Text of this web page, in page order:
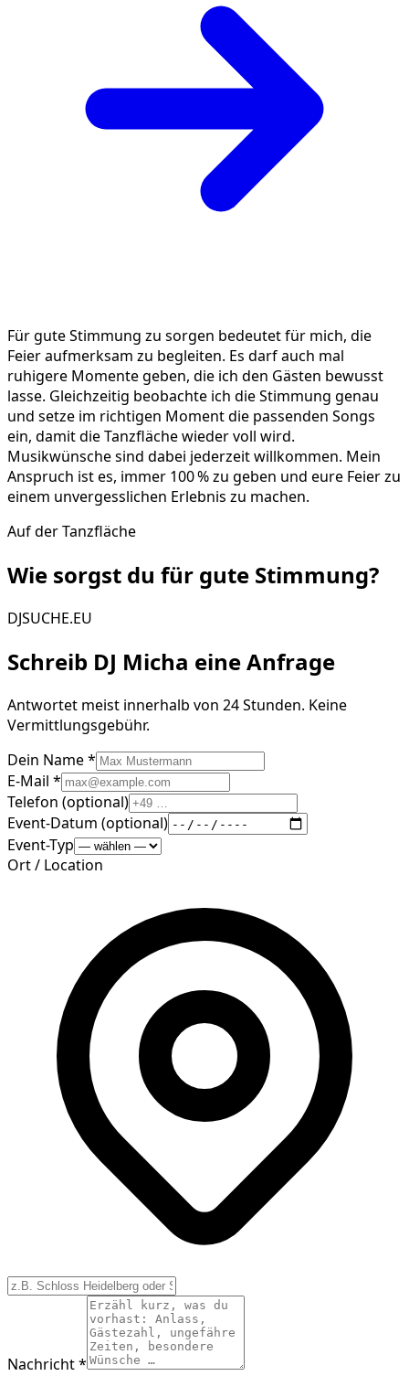
Für gute Stimmung zu sorgen bedeutet für mich, die
Feier aufmerksam zu begleiten. Es darf auch mal
ruhigere Momente geben, die ich den Gästen bewusst
lasse. Gleichzeitig beobachte ich die Stimmung genau
und setze im richtigen Moment die passenden Songs
ein, damit die Tanzfläche wieder voll wird.
Musikwünsche sind dabei jederzeit willkommen. Mein
Anspruch ist es, immer 100 % zu geben und eure Feier zu
einem unvergesslichen Erlebnis zu machen.
Auf der Tanzfläche
Wie sorgst du für gute Stimmung?
DJSUCHE.EU
Schreib DJ Micha eine Anfrage
Antwortet meist innerhalb von 24 Stunden. Keine
Vermittlungsgebühr.
Dein Name *
E-Mail *
Telefon (optional)
Event-Datum (optional)
Event-Typ
Ort / Location
Nachricht *